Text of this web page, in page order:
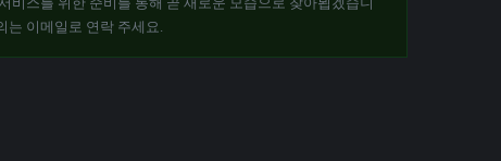
는 이메일로 연락 주세요.